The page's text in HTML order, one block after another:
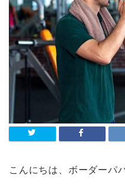
こんにちは、ボーダーパ